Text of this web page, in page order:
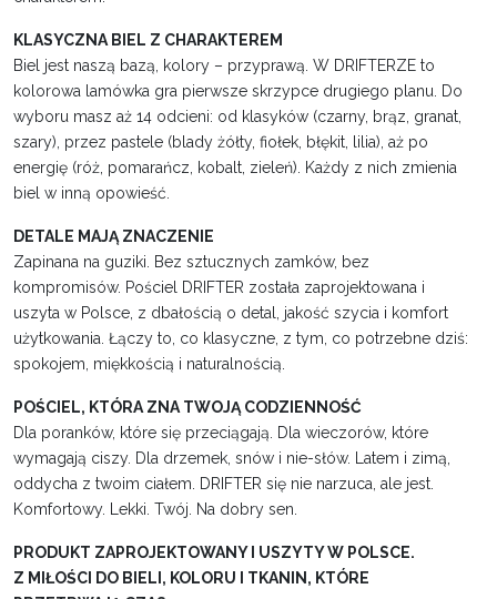
KLASYCZNA BIEL Z CHARAKTEREM
Biel jest naszą bazą, kolory – przyprawą. W DRIFTERZE to
kolorowa lamówka gra pierwsze skrzypce drugiego planu. Do
wyboru masz aż 14 odcieni: od klasyków (czarny, brąz, granat,
szary), przez pastele (blady żółty, fiołek, błękit, lilia), aż po
energię (róż, pomarańcz, kobalt, zieleń). Każdy z nich zmienia
biel w inną opowieść.
DETALE MAJĄ ZNACZENIE
Zapinana na guziki. Bez sztucznych zamków, bez
kompromisów. Pościel DRIFTER została zaprojektowana i
uszyta w Polsce, z dbałością o detal, jakość szycia i komfort
użytkowania. Łączy to, co klasyczne, z tym, co potrzebne dziś:
spokojem, miękkością i naturalnością.
POŚCIEL, KTÓRA ZNA TWOJĄ CODZIENNOŚĆ
Dla poranków, które się przeciągają. Dla wieczorów, które
wymagają ciszy. Dla drzemek, snów i nie-słów. Latem i zimą,
oddycha z twoim ciałem. DRIFTER się nie narzuca, ale jest.
Komfortowy. Lekki. Twój. Na dobry sen.
PRODUKT ZAPROJEKTOWANY I USZYTY W POLSCE.
Z MIŁOŚCI DO BIELI, KOLORU I TKANIN, KTÓRE